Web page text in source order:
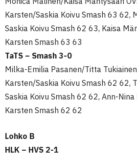
Karsten/Saskia Koivu Smash 63 62,
Saskia Koivu Smash 62 63, Kaisa
Karsten Smash 63 63
TaTS – Smash 3-0
Milka-Emilia Pasanen/Titta
Karsten/Saskia Koivu Smash 62 62,
Saskia Koivu Smash 62 62, Ann-Nina
Karsten Smash 62 62
Lohko B
HLK – HVS 2-1